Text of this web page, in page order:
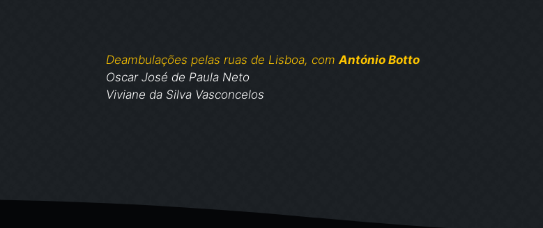
Deambulações pelas ruas de Lisboa, com António Botto
Oscar José de Paula Neto
Viviane da Silva Vasconcelos